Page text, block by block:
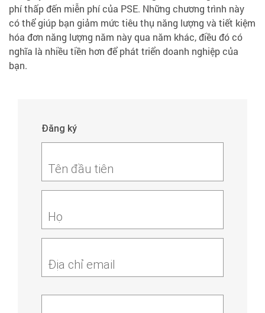
phí thấp đến miễn phí của PSE. Những chương trình này
có thể giúp bạn giảm mức tiêu thụ năng lượng và tiết kiệm
hóa đơn năng lượng năm này qua năm khác, điều đó có
nghĩa là nhiều tiền hơn để phát triển doanh nghiệp của
bạn.
Đăng ký
Tên đầu tiên
Họ
Địa chỉ email